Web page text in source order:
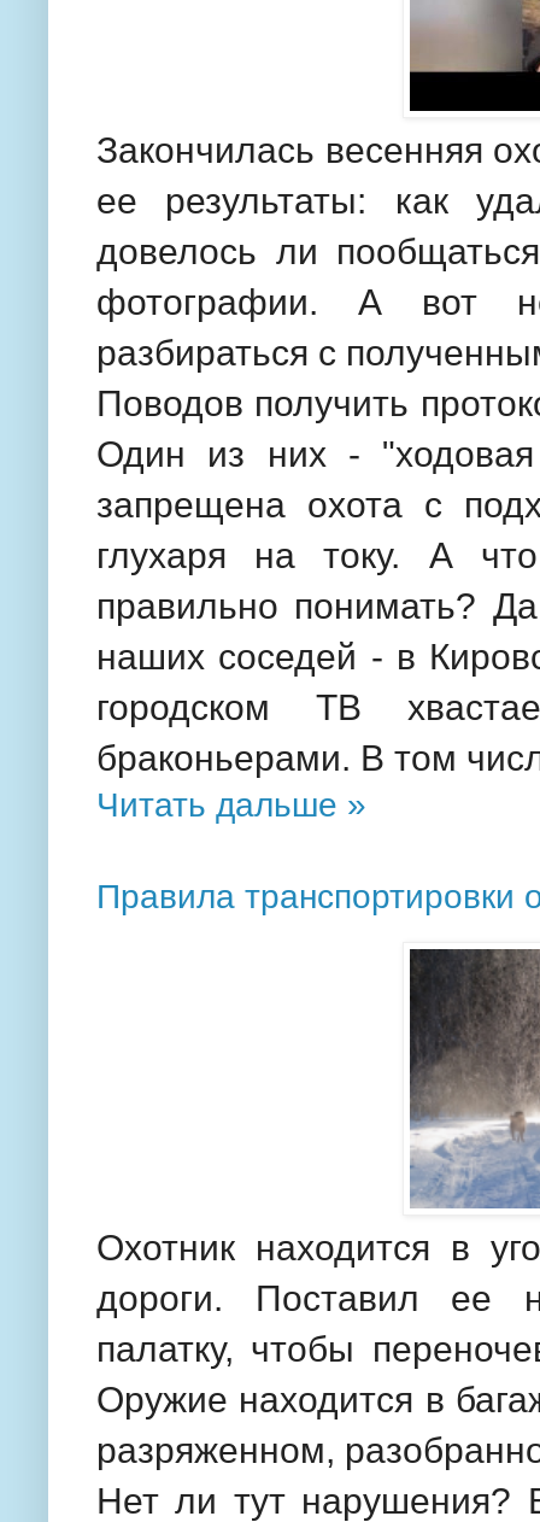
Закончилась весенняя
ее результаты: как
довелось ли
фотографии. А вот
разбираться с
Поводов получить
Один из них -
запрещена охота с
глухаря на току. А
правильно понимать?
наших соседей - в
городском ТВ
браконьерами. В том
Читать дальше »
Правила транспортировки
Охотник находится в
дороги. Поставил ее
палатку, чтобы
Оружие находится в
разряженном,
Нет ли тут нарушения?